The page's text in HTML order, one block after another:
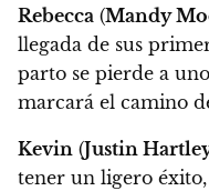
Rebecca (Mandy
llegada de sus
parto se pierde a
marcará el camino
Kevin (Justin
tener un ligero